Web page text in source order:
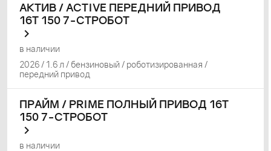
АКТИВ / ACTIVE ПЕРЕДНИЙ ПРИВОД
16Т 150 7-СТРОБОТ
2026 / 1.6 л / бензиновый / роботизированная /
передний привод
в наличии
ПРАЙМ / PRIME ПОЛНЫЙ ПРИВОД 16Т
150 7-СТРОБОТ
в наличии